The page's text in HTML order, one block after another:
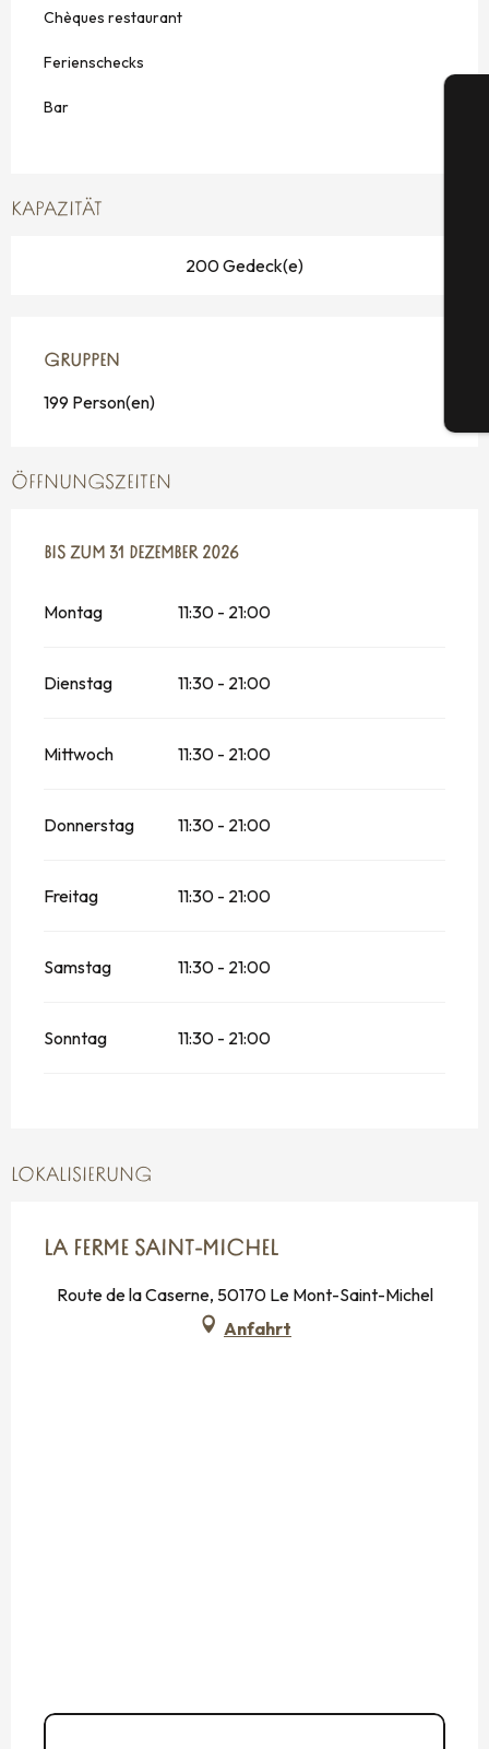
Chèques restaurant
Ferienschecks
Bar
KAPAZITÄT
200 Gedeck(e)
GRUPPEN
GRUPPEN
199 Person(en)
ÖFFNUNGSZEITEN
VOM2 JANUAR 2026BIS ZUM
BIS ZUM 31 DEZEMBER 2026
Montag 11:30 - 21:00
Dienstag 11:30 - 21:00
Mittwoch 11:30 - 21:00
Donnerstag 11:30 - 21:00
Freitag 11:30 - 21:00
Samstag 11:30 - 21:00
Sonntag 11:30 - 21:00
LOKALISIERUNG
LA FERME SAINT-MICHEL
Route de la Caserne, 50170 Le Mont-Saint-Michel
Anfahrt